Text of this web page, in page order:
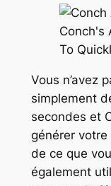
Vous n’avez
simplement
secondes et
générer
de ce que
également